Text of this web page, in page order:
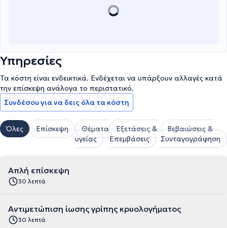
ιστοσελίδες. Τέλος, είναι μέλος του Ιατρικού Συλλόγου Αθηνών,
της Ελληνικής Πνευμονολογικής Εταιρείας, της Ευρωπαϊκής
Υπηρεσίες
Τα κόστη είναι ενδεικτικά. Ενδέχεται να υπάρξουν αλλαγές κατά
την επίσκεψη ανάλογα το περιστατικό.
Συνδέσου για να δεις όλα τα κόστη
Όλες Επίσκεψη
Θέματα
υγείας
Εξετάσεις &
Επεμβάσεις
Βεβαιώσεις &
Συνταγογράφηση
Απλή επίσκεψη
30 λεπτά
Αντιμετώπιση ίωσης γρίπης κρυολογήματος
30 λεπτά